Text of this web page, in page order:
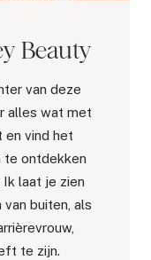
Beauty
van deze
alles wat met
en vind het
te ontdekken
laat je zien
buiten, als
te zijn.